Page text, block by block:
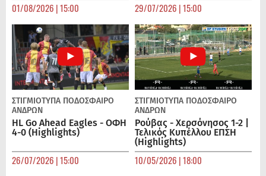
01/08/2026 | 15:00 29/07/2026 | 15:00
ΣΤΙΓΜΙΟΤΥΠΑ ΠΟΔΌΣΦΑΙΡΟ
ΑΝΔΡΏΝ
HL Go Ahead Eagles - ΟΦΗ
4-0 (Highlights)
26/07/2026 | 15:00
ΣΤΙΓΜΙΟΤΥΠΑ ΠΟΔΌΣΦΑΙΡΟ
ΑΝΔΡΏΝ
Ρούβας - Χερσόνησος 1-2 |
Τελικός Κυπέλλου ΕΠΣΗ
(Highlights)
10/05/2026 | 18:00